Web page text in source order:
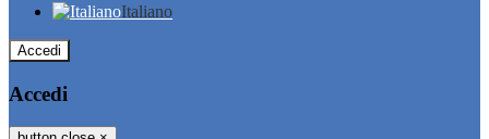
Italiano
Accedi
Accedi